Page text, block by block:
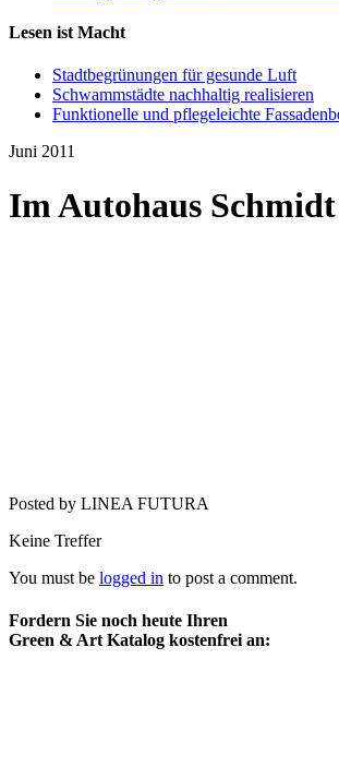
Lesen ist Macht
Stadtbegrünungen für gesunde Luft
Schwammstädte nachhaltig realisieren
Funktionelle und pflegeleichte
Juni 2011
Im Autohaus
Posted by LINEA FUTURA
Keine Treffer
You must be logged in to post a comment.
Fordern Sie noch heute Ihren
Green & Art Katalog kostenfrei an: